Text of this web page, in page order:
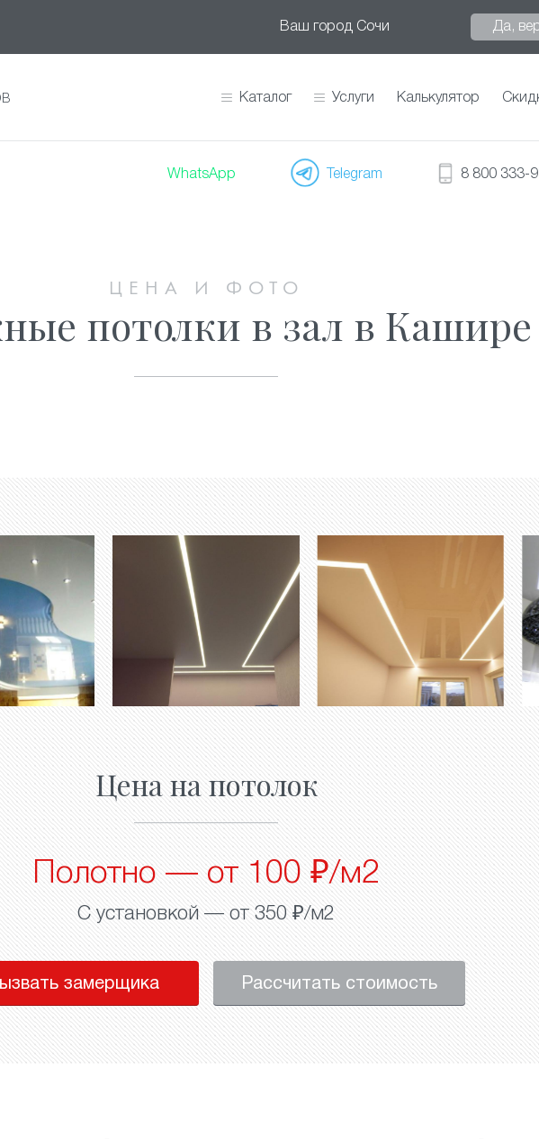
Ваш город Сочи Да,
Каталог Услуги Калькулятор
WhatsApp Telegram 8 800 333-
ЦЕНА И ФОТО
потолки в зал в Кашире
Цена на потолок
Полотно — от 100 ₽/м2
С установкой — от 350 ₽/м2
замерщика Рассчитать стоимость